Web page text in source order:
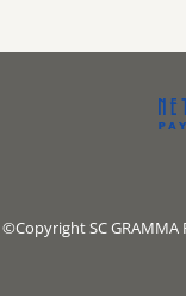
©Copyright SC GRAMMA